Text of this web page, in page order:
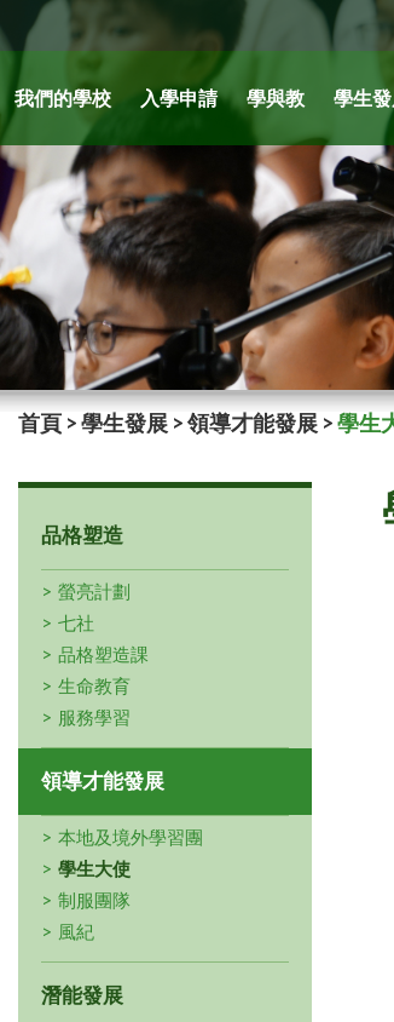
我們的學校 入學申請 學與教 學生
首頁 >學生發展 >領導才能發展 >學生
品格塑造
螢亮計劃
七社
品格塑造課
生命教育
服務學習
領導才能發展
本地及境外學習團
學生大使
制服團隊
風紀
潛能發展